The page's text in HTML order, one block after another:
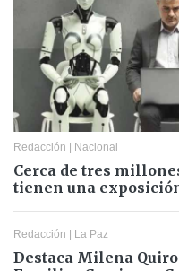
Redacción | Nacional
Cerca de tres
tienen una
Redacción | La Paz
Destaca Milena